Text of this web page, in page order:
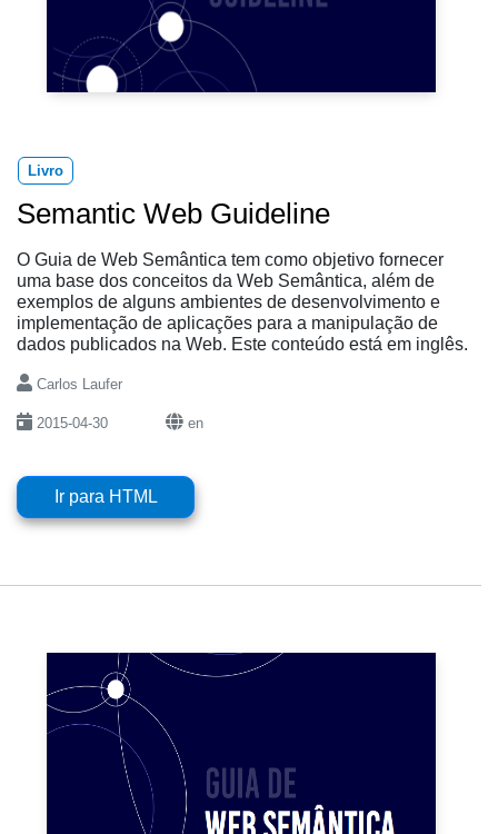
Livro
Semantic Web Guideline
O Guia de Web Semântica tem como objetivo fornecer
uma base dos conceitos da Web Semântica, além de
exemplos de alguns ambientes de desenvolvimento e
implementação de aplicações para a manipulação de
dados publicados na Web. Este conteúdo está em inglês.
Carlos Laufer
2015-04-30 en
Ir para HTML